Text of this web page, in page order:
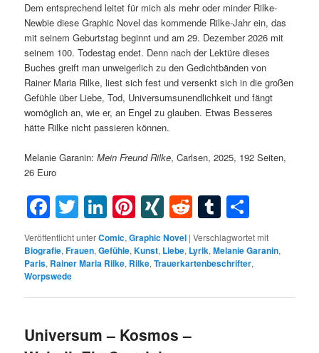
Dem entsprechend leitet für mich als mehr oder minder Rilke-
Newbie diese Graphic Novel das kommende Rilke-Jahr ein, das
mit seinem Geburtstag beginnt und am 29. Dezember 2026 mit
seinem 100. Todestag endet. Denn nach der Lektüre dieses
Buches greift man unweigerlich zu den Gedichtbänden von
Rainer Maria Rilke, liest sich fest und versenkt sich in die großen
Gefühle über Liebe, Tod, Universumsunendlichkeit und fängt
womöglich an, wie er, an Engel zu glauben. Etwas Besseres
hätte Rilke nicht passieren können.
Melanie Garanin:Mein Freund Rilke, Carlsen, 2025, 192 Seiten,
26 Euro
Facebook
Twitter
LinkedIn
Pinterest
XINGRedditTumblr
Veröffentlicht unterComic,Graphic Novel |Verschlagwortet mit
Biografie,Frauen,Gefühle,Kunst, Liebe, Lyrik,Melanie Garanin,
Paris, Rainer Maria Rilke, Rilke,Trauerkartenbeschrifter,
Worpswede
Universum – Kosmos –